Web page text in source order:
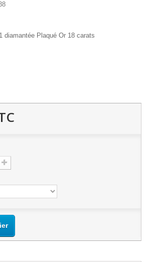
diamantée Plaqué Or 18 carats